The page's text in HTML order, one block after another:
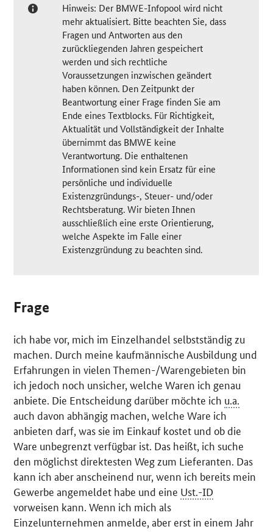
Hinweis: Der BMWE-Infopool wird nicht
mehr aktualisiert. Bitte beachten Sie, dass
Fragen und Antworten aus den
zurückliegenden Jahren gespeichert
werden und sich rechtliche
Voraussetzungen inzwischen geändert
haben können. Den Zeitpunkt der
Beantwortung einer Frage finden Sie am
Ende eines Textblocks. Für Richtigkeit,
Aktualität und Vollständigkeit der Inhalte
übernimmt das BMWE keine
Verantwortung. Die enthaltenen
Informationen sind kein Ersatz für eine
persönliche und individuelle
Existenzgründungs-, Steuer- und/oder
Rechtsberatung. Wir bieten Ihnen
ausschließlich eine erste Orientierung,
welche Aspekte im Falle einer
Existenzgründung zu beachten sind.
Frage
ich habe vor, mich im Einzelhandel selbstständig zu
machen. Durch meine kaufmännische Ausbildung und
Erfahrungen in vielen Themen-/Warengebieten bin
ich jedoch noch unsicher, welche Waren ich genau
anbiete. Die Entscheidung darüber möchte ich u.a.
auch davon abhängig machen, welche Ware ich
anbieten darf, was sie im Einkauf kostet und ob die
Ware unbegrenzt verfügbar ist. Das heißt, ich suche
den möglichst direktesten Weg zum Lieferanten. Das
kann ich aber anscheinend nur, wenn ich bereits mein
Gewerbe angemeldet habe und eine Ust.-ID
vorweisen kann. Wenn ich mich als
Einzelunternehmen anmelde, aber erst in einem Jahr